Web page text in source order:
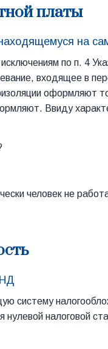
платы
на
исключениям по п.
входящее в
Ввиду
человек не
систему
налоговой